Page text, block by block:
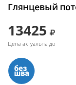
Глянцевый
13425
Цена актуальна до